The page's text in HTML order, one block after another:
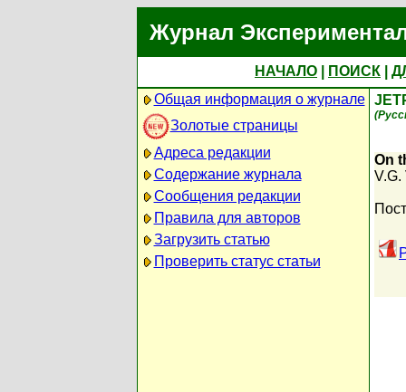
Журнал
НАЧАЛО ПОИСК
Общая информация о журнале
Золотые страницы
Адреса редакции
Содержание журнала
Сообщения редакции
Правила для авторов
Загрузить статью
Проверить статус статьи
On
V.G.